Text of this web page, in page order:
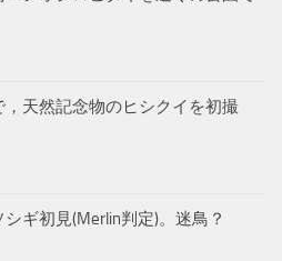
天然記念物のヒシクイを初撮
ギ初見(Merlin判定)。迷鳥？